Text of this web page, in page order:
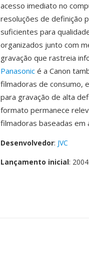
acesso imediato no
resoluções de definição
suficientes para
organizados junto com
gravação que rastreia
Panasonic é a Canon
filmadoras de consumo,
para gravação de alta
formato permanece
filmadoras baseadas em
Desenvolvedor: JVC
Lançamento inicial: 2004